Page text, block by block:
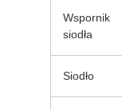
Wspornik
siodła
Siodło